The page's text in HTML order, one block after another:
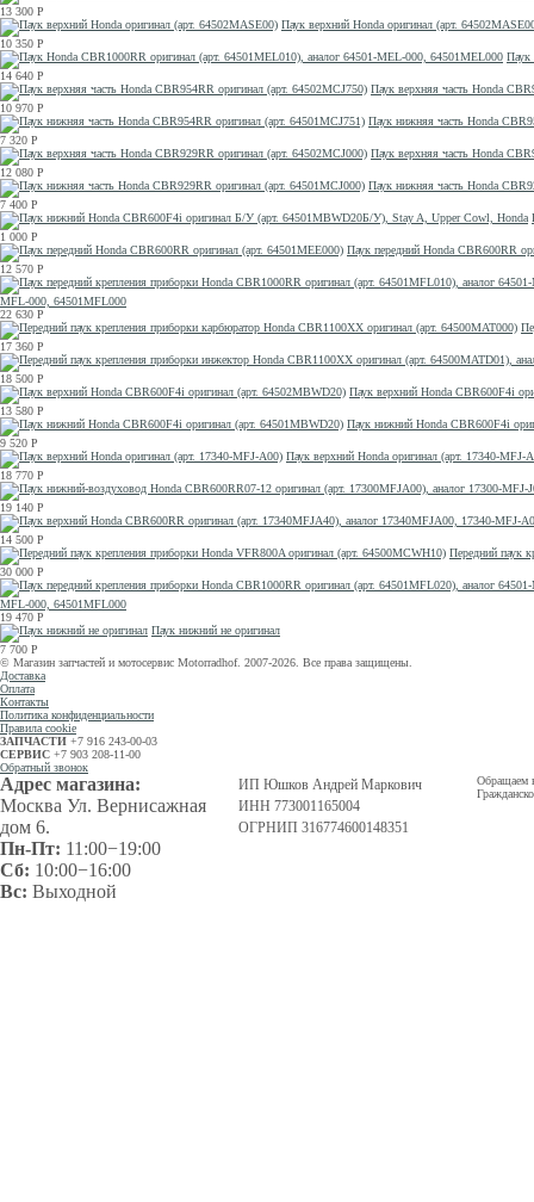
13 300 Р
Паук верхний Honda оригинал (арт.
10 350 Р
Паук
14 640 Р
Паук верхняя часть Honda
10 970 Р
Паук нижняя часть Honda
7 320 Р
Паук верхняя часть Honda
12 080 Р
Паук нижняя часть Honda
7 400 Р
1 000 Р
Паук передний Honda CBR600RR
12 570 Р
MFL-000, 64501MFL000
22 630 Р
17 360 Р
18 500 Р
Паук верхний Honda CBR600F4i
13 580 Р
Паук нижний Honda CBR600F4i
9 520 Р
Паук верхний Honda оригинал (арт. 17340-MFJ-
18 770 Р
19 140 Р
14 500 Р
Передний паук
30 000 Р
MFL-000, 64501MFL000
19 470 Р
Паук нижний не оригинал
7 700 Р
© Магазин запчастей и мотосервис Motorradhof. 2007-2026. Все права защищены.
Доставка
Оплата
Контакты
Политика конфиденциальности
Правила cookie
ЗАПЧАСТИ +7 916 243-00-03
СЕРВИС +7 903 208-11-00
Обратный звонок
Адрес магазина:
Москва Ул. Вернисажная
дом 6.
Пн-Пт: 11:00−19:00
Сб: 10:00−16:00
Вс: Выходной
ИП Юшков Андрей Маркович
ИНН 773001165004
ОГРНИП 316774600148351
Обращаем